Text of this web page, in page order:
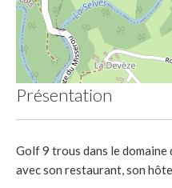
Présentation
Golf 9 trous dans le
avec son restaurant, son